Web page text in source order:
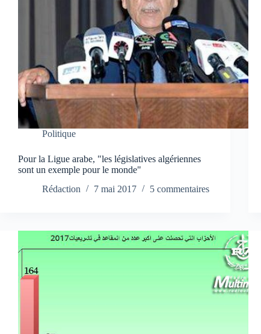
Politique
Pour la Ligue arabe, "les législatives algériennes
sont un exemple pour le monde"
Rédaction
7 mai 2017 5 commentaires